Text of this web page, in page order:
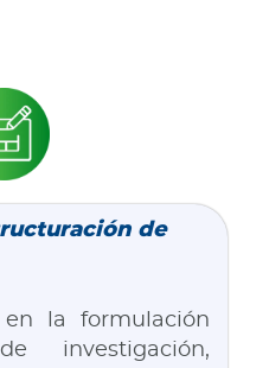
de
en la formulación
investigación,